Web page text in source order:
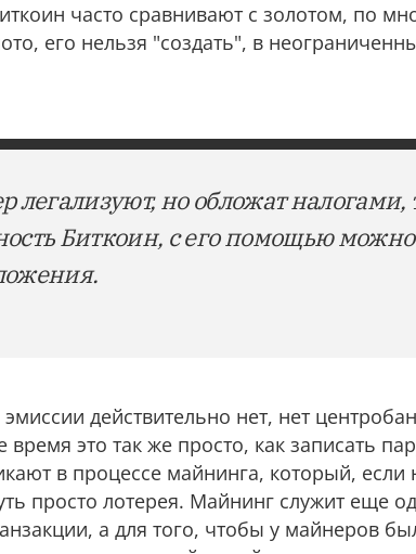
часто сравнивают с золотом, по
его нельзя "создать", в
легализуют, но обложат
Биткоин, с его помощью можно
эмиссии действительно нет, нет
время это так же просто, как записать
в процессе майнинга, который, если
просто лотерея. Майнинг служит еще
а для того, чтобы у майнеров